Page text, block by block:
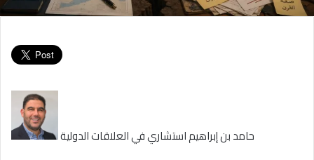
حامد بن إبراهيم استشاري في العلاقات الدولية